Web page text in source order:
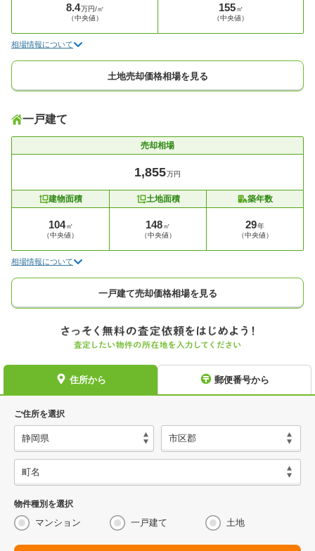
8.4万円/㎡
（中央値）
155 ㎡
（中央値）
相場情報について
土地売却価格相場を見る
一戸建て
売却相場
1,855万円
建物面積
104㎡
（中央値）
土地面積
148㎡
（中央値）
築年数
29年
（中央値）
相場情報について
一戸建て売却価格相場を見る
住所から 郵便番号から
ご住所を選択
物件種別を選択
マンション 一戸建て 土地